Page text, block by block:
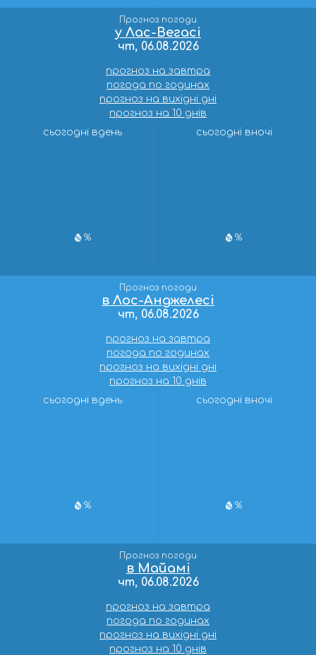
Прогноз погоди
у Лас-Вегасі
чт, 06.08.2026
прогноз на завтра
погода по годинах
прогноз на вихідні дні
прогноз на 10 днів
сьогодні вдень
%
сьогодні вночі
%
Прогноз погоди
в Лос-Анджелесі
чт, 06.08.2026
прогноз на завтра
погода по годинах
прогноз на вихідні дні
прогноз на 10 днів
сьогодні вдень
%
сьогодні вночі
%
Прогноз погоди
в Майамі
чт, 06.08.2026
прогноз на завтра
погода по годинах
прогноз на вихідні дні
прогноз на 10 днів